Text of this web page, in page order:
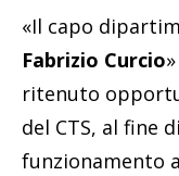
«Il capo
Fabrizio Curcio
ritenuto
del CTS, al fine
funzionamento